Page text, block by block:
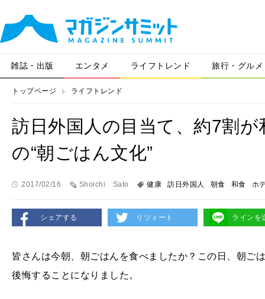
雑誌・出版 エンタメ ライフトレンド 旅行・グルメ
トップページ ライフトレンド
訪日外国人の目当て、約7割
の“朝ごはん文化”
2017/02/16 Shoichi Sato 健康 訪日外国人 朝食 和食 ホ
シェアする リツィート ラインを
皆さんは今朝、朝ごはんを食べましたか？この日、朝ご
後悔することになりました。